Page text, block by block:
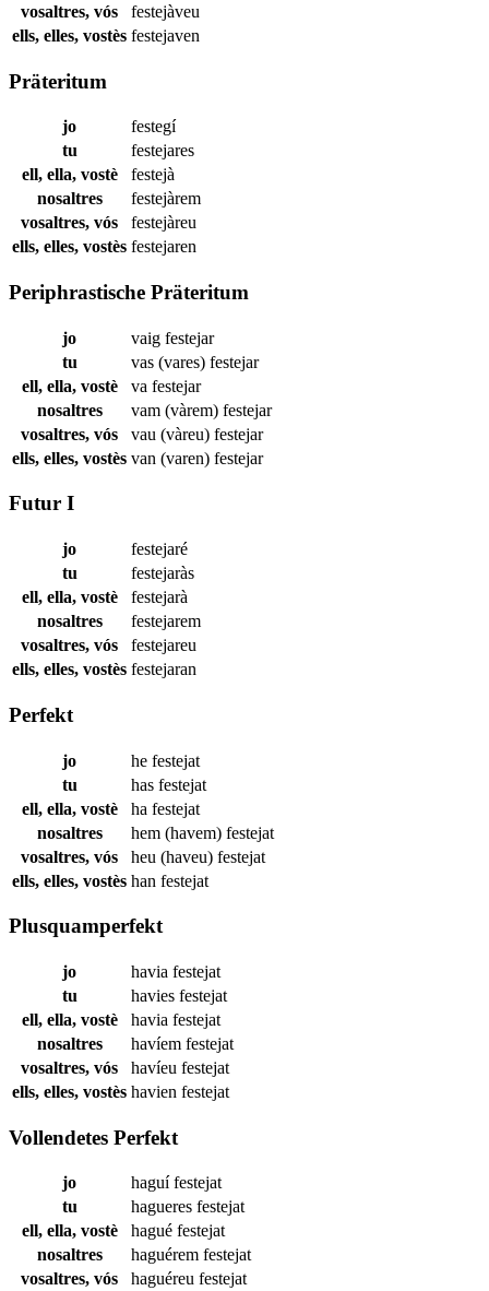
vosaltres, vós
festejàveu
ells, elles, vostès festejaven
Präteritum
jo
festegí
tu
festejares
ell, ella, vostè
festejà
nosaltres
festejàrem
vosaltres, vós
festejàreu
ells, elles, vostès festejaren
Periphrastische Präteritum
jo vaig festejar
tu
vas (vares) festejar
ell, ella, vostè
va festejar
nosaltres
vam (vàrem) festejar
vosaltres, vós
vau (vàreu) festejar
ells, elles, vostès van (varen) festejar
Futur I
jo
festejaré
tu
festejaràs
ell, ella, vostè
festejarà
nosaltres
festejarem
vosaltres, vós
festejareu
ells, elles, vostès festejaran
Perfekt
jo he festejat
tu
has festejat
ell, ella, vostè
ha festejat
nosaltres
hem (havem) festejat
vosaltres, vós
heu (haveu) festejat
ells, elles, vostès han festejat
Plusquamperfekt
jo havia festejat
tu
havies festejat
ell, ella, vostè
havia festejat
nosaltres
havíem festejat
vosaltres, vós
havíeu festejat
ells, elles, vostès havien festejat
Vollendetes Perfekt
jo haguífestejat
tu
hagueres festejat
ell, ella, vostè
hagué festejat
nosaltres
haguérem festejat
vosaltres, vós
haguéreu festejat